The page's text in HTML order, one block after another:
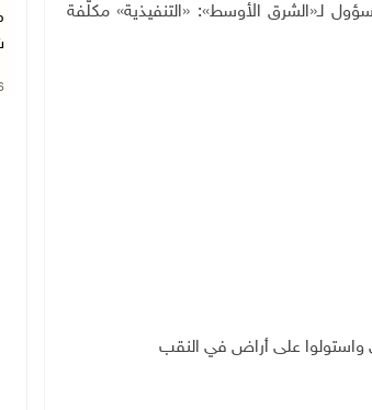
لـ«الشرق الأوسط»: «التنفيذية» مكلَّفة
على أراض في النقب